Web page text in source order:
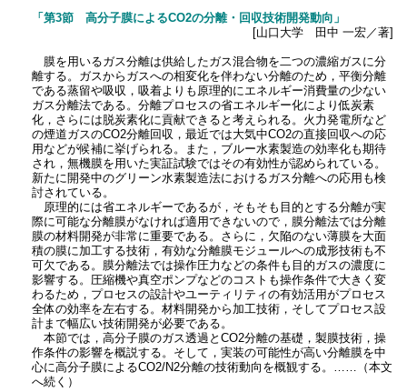
「第3節 高分子膜によるCO2の分離・回収技術開発動向」
[山口大学 田中 一宏／著]
膜を用いるガス分離は供給したガス混合物を二つの濃縮ガスに分
離する。ガスからガスへの相変化を伴わない分離のため，平衡分離
である蒸留や吸収，吸着よりも原理的にエネルギー消費量の少ない
ガス分離法である。分離プロセスの省エネルギー化により低炭素
化，さらには脱炭素化に貢献できると考えられる。火力発電所など
の煙道ガスのCO2分離回収，最近では大気中CO2の直接回収への応
用などが候補に挙げられる。また，ブルー水素製造の効率化も期待
され，無機膜を用いた実証試験ではその有効性が認められている。
新たに開発中のグリーン水素製造法におけるガス分離への応用も検
討されている。
原理的には省エネルギーであるが，そもそも目的とする分離が実
際に可能な分離膜がなければ適用できないので，膜分離法では分離
膜の材料開発が非常に重要である。さらに，欠陥のない薄膜を大面
積の膜に加工する技術，有効な分離膜モジュールへの成形技術も不
可欠である。膜分離法では操作圧力などの条件も目的ガスの濃度に
影響する。圧縮機や真空ポンプなどのコストも操作条件で大きく変
わるため，プロセスの設計やユーティリティの有効活用がプロセス
全体の効率を左右する。材料開発から加工技術，そしてプロセス設
計まで幅広い技術開発が必要である。
本節では，高分子膜のガス透過とCO2分離の基礎，製膜技術，操
作条件の影響を概説する。そして，実装の可能性が高い分離膜を中
心に高分子膜によるCO2/N2分離の技術動向を概観する。……（本文
へ続く）